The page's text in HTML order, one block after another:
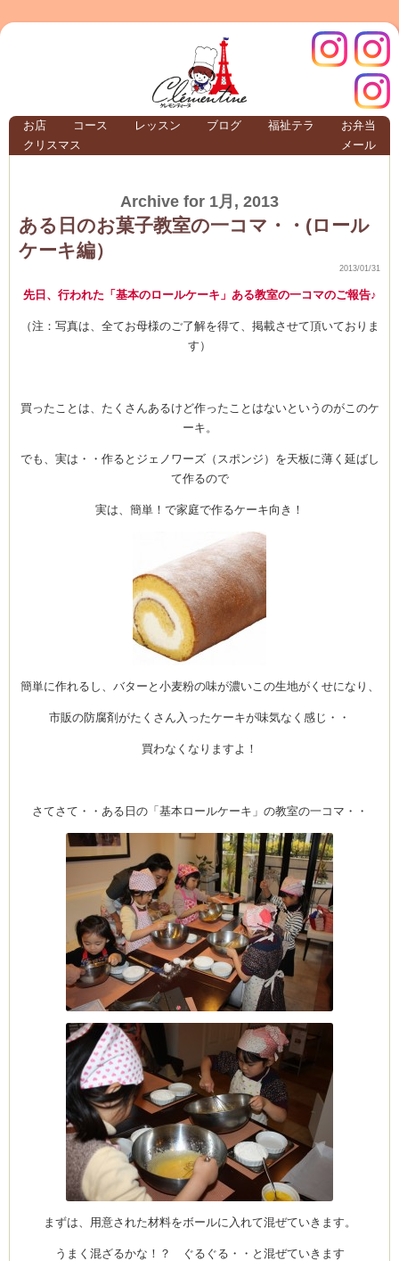
クレモンティーヌ –
新百合ヶ丘の料理教
室・テイクアウト
お店 コース レッスン ブログ 福祉テラ
お弁当
クリスマス
メール
インス
タグラ
クレモ
ンティ
Archive for 1月, 2013
ある日のお菓子教室の一コマ・・(ロール
ケーキ編）
2013/01/31
先日、行われた「基本のロールケーキ」ある教室の一コマのご報告♪
（注：写真は、全てお母様のご了解を得て、掲載させて頂いておりま
す）
買ったことは、たくさんあるけど作ったことはないというのがこのケ
ーキ。
でも、実は・・作るとジェノワーズ（スポンジ）を天板に薄く延ばし
て作るので
実は、簡単！で家庭で作るケーキ向き！
簡単に作れるし、バターと小麦粉の味が濃いこの生地がくせになり、
市販の防腐剤がたくさん入ったケーキが味気なく感じ・・
買わなくなりますよ！
さてさて・・ある日の「基本ロールケーキ」の教室の一コマ・・
まずは、用意された材料をボールに入れて混ぜていきます。
うまく混ざるかな！？ ぐるぐる・・と混ぜていきます